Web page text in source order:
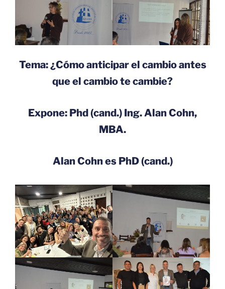
Tema: ¿Cómo anticipar el cambio antes
que el cambio te cambie?
Expone: Phd (cand.) Ing. Alan Cohn,
MBA.
Alan Cohn es PhD (cand.)